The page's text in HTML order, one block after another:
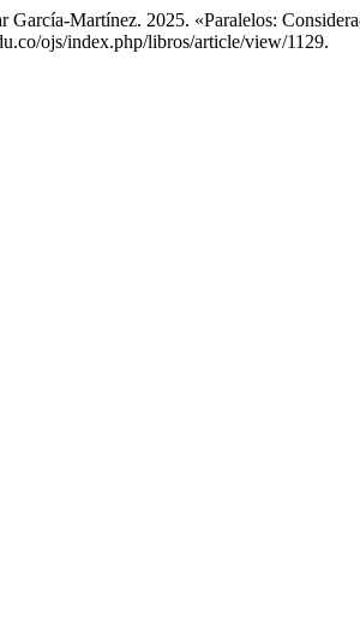
García-Martínez. 2025. «Paralelos:
ojs/index.php/libros/article/view/1129.